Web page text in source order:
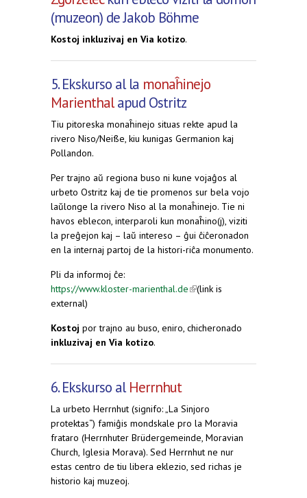
(muzeon) de Jakob Böhme
Kostoj inkluzivaj en Via kotizo.
5. Ekskurso al la monaĥinejo
Marienthalapud Ostritz
Tiu pitoreska monaĥinejo situas rekte apud la
rivero Niso/Neiße, kiu kunigas Germanion kaj
Pollandon.
Per trajno aŭ regiona buso ni kune vojaĝos al
urbeto Ostritz kaj de tie promenos sur bela vojo
laŭlonge la rivero Niso al la monaĥinejo. Tie ni
havos eblecon, interparoli kun monaĥino(j), viziti
la preĝejon kaj – laŭ intereso – ĝui ĉiĉeronadon
en la internaj partoj de la histori-riĉa monumento.
Pli da informoj ĉe:
https://www.kloster-marienthal.de(link is external)
(link is
external)
Kostoj por trajno au buso, eniro, chicheronado
inkluzivaj en Via kotizo.
6. Ekskurso al Herrnhut
La urbeto Herrnhut (signifo: „La Sinjoro
protektas“) famiĝis mondskale pro la Moravia
frataro (Herrnhuter Brüdergemeinde, Moravian
Church, Iglesia Morava). Sed Herrnhut ne nur
estas centro de tiu libera eklezio, sed richas je
historio kaj muzeoj.